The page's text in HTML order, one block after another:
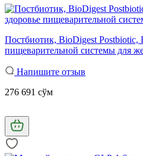
Постбиотик, BioDigest Postbiotic,
пищеварительной системы для
Напишите отзыв
276 691 сўм